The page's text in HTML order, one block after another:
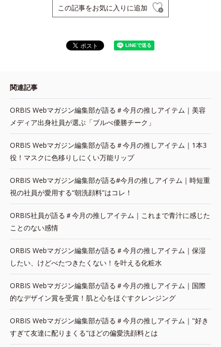
この記事をお気に入りに追加
関連記事
ORBIS Webマガジン編集部が語る＃今月の推しアイテム｜美容
メディア出身社員が選ぶ「ブルべ優勝チーク」
ORBIS Webマガジン編集部が語る＃今月の推しアイテム｜1本3
役！マスクに色移りしにくい万能リップ
ORBIS Webマガジン編集部が語る#今月の推しアイテム｜時短重
視の社員が愛用する“朝洗顔料”はコレ！
ORBIS社員が語る＃今月の推しアイテム｜これまで青汁に感じた
ことのない感情
ORBIS Webマガジン編集部が語る＃今月の推しアイテム｜保湿
したい、けどべたつきたくない！を叶える化粧水
ORBIS Webマガジン編集部が語る＃今月の推しアイテム｜国際
的なデザイン賞を受賞！肌と心をほぐすクレンジング
ORBIS Webマガジン編集部が語る＃今月の推しアイテム｜"好き
すぎて友達に配りまくる"ほどの偏愛洗顔料とは